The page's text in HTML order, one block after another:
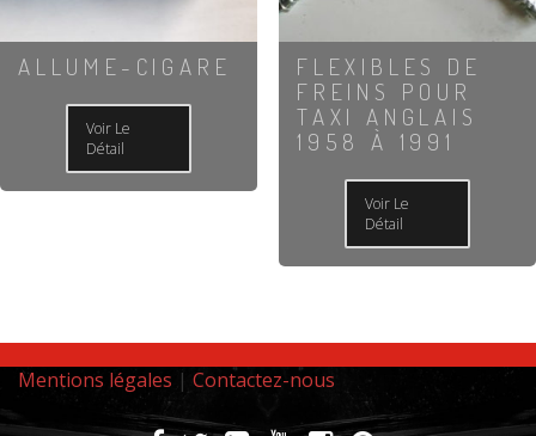
ALLUME-CIGARE
Voir Le
Détail
FLEXIBLES DE
FREINS POUR
TAXI ANGLAIS
1958 À 1991
Voir Le
Détail
Mentions légales | Contactez-nous